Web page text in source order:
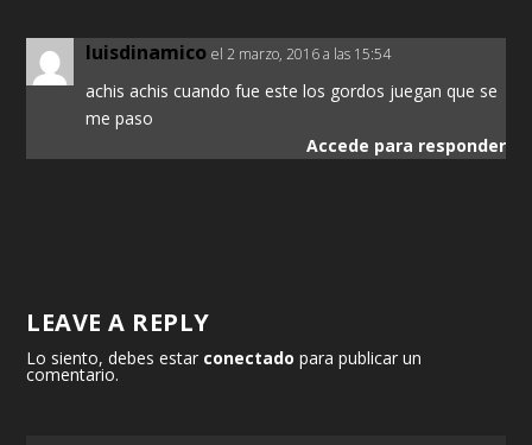
luisdinamico el 2 marzo, 2016 a las 15:54
achis achis cuando fue este los gordos juegan que se
me paso
Accede para responder
LEAVE A REPLY
Lo siento, debes estar conectado para publicar un
comentario.